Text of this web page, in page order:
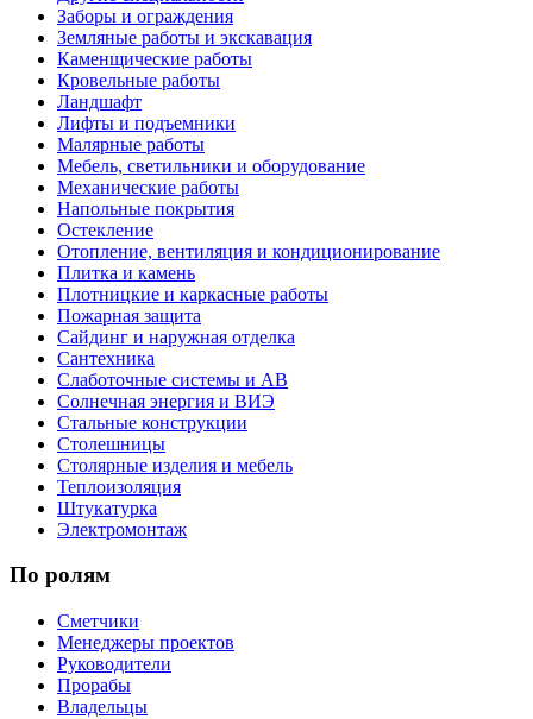
Заборы и ограждения
Земляные работы и экскавация
Каменщические работы
Кровельные работы
Ландшафт
Лифты и подъемники
Малярные работы
Мебель, светильники и оборудование
Механические работы
Напольные покрытия
Остекление
Отопление, вентиляция и кондиционирование
Плитка и камень
Плотницкие и каркасные работы
Пожарная защита
Сайдинг и наружная отделка
Сантехника
Слаботочные системы и АВ
Солнечная энергия и ВИЭ
Стальные конструкции
Столешницы
Столярные изделия и мебель
Теплоизоляция
Штукатурка
Электромонтаж
По ролям
Сметчики
Менеджеры проектов
Руководители
Прорабы
Владельцы